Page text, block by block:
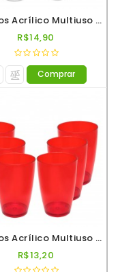
6 Copos Acrílico Multiuso Roder 330ml Incolor
R$14,90
Comprar
6 Copos Acrílico Multiuso Roder 330ml Vermelho Translúcido
R$13,20